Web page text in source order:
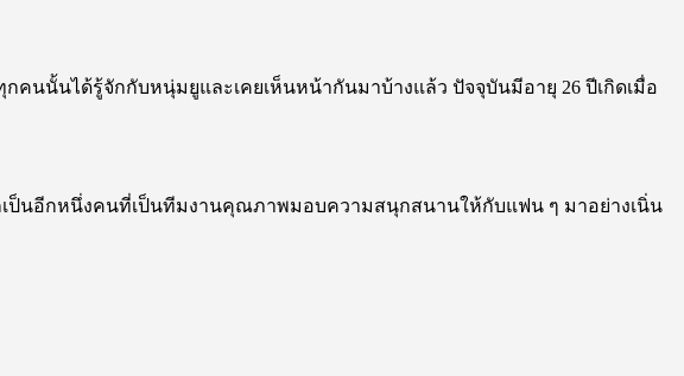
นนั้นได้รู้จักกับหนุ่มยูและเคยเห็นหน้ากันมาบ้างแล้ว ปัจจุบันมีอายุ 26 ปีเกิดเมื่อ
ก็เป็นอีกหนึ่งคนที่เป็นทีมงานคุณภาพมอบความสนุกสนานให้กับแฟน ๆ มาอย่างเนิ่น